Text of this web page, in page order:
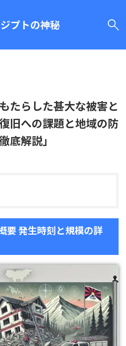
プトの神秘
たらした甚大な被害と
旧への課題と地域の防
底解説」
要 発生時刻と規模の詳